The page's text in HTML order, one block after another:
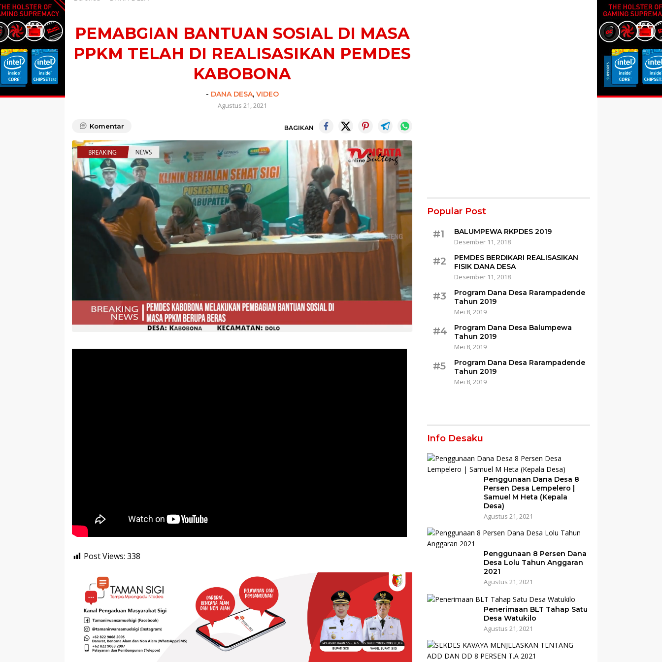
PEMABGIAN BANTUAN SOSIAL DI MASA
PPKM TELAH DI REALISASIKAN PEMDES
KABOBONA
- DANA DESA, VIDEO
Agustus 21, 2021
Komentar BAGIKAN
Post Views: 338
Popular Post
#1
BALUMPEWA RKPDES 2019
Desember 11, 2018
#2
PEMDES BERDIKARI REALISASIKAN
FISIK DANA DESA
Desember 11, 2018
#3
Program Dana Desa Rarampadende
Tahun 2019
Mei 8, 2019
#4
Program Dana Desa Balumpewa
Tahun 2019
Mei 8, 2019
#5
Program Dana Desa Rarampadende
Tahun 2019
Mei 8, 2019
Info Desaku
Penggunaan Dana Desa 8
Persen Desa Lempelero |
Samuel M Heta (Kepala
Desa)
Agustus 21, 2021
Penggunaan 8 Persen Dana
Desa Lolu Tahun Anggaran
2021
Agustus 21, 2021
Penerimaan BLT Tahap Satu
Desa Watukilo
Agustus 21, 2021